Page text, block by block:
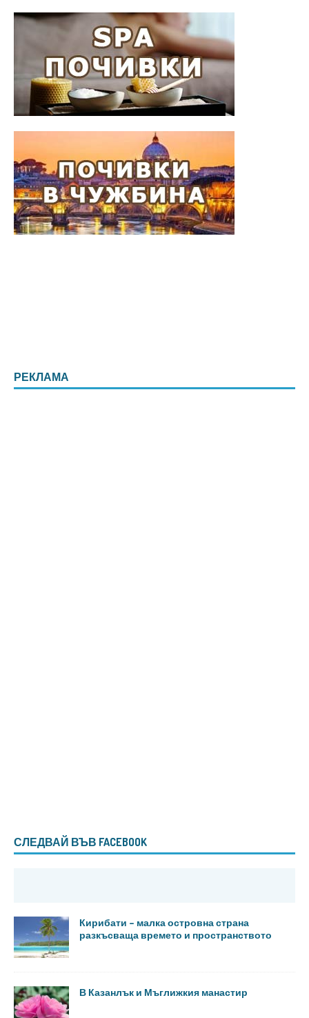
РЕКЛАМА
СЛЕДВАЙ ВЪВ FACEBOOK
Кирибати – малка островна страна
разкъсваща времето и пространството
В Казанлък и Мъглижкия манастир